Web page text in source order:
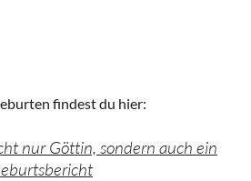
findest du hier:
nur Göttin, sondern auch ein